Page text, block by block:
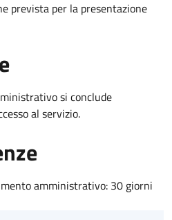
prevista per la presentazione
si conclude
al servizio.
amministrativo: 30 giorni